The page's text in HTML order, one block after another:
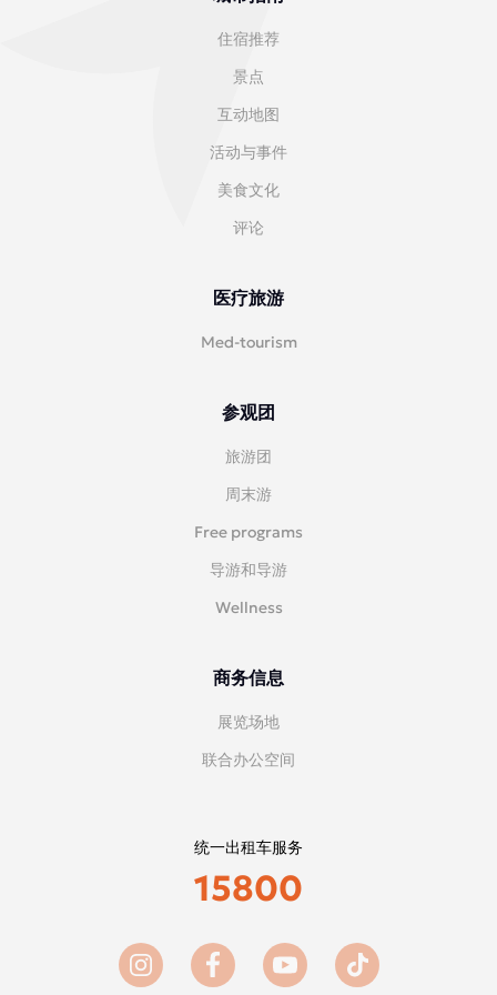
住宿推荐
景点
互动地图
活动与事件
美食文化
评论
医疗旅游
Med-tourism
参观团
旅游团
周末游
Free programs
导游和导游
Wellness
商务信息
展览场地
联合办公空间
统一出租车服务
15800